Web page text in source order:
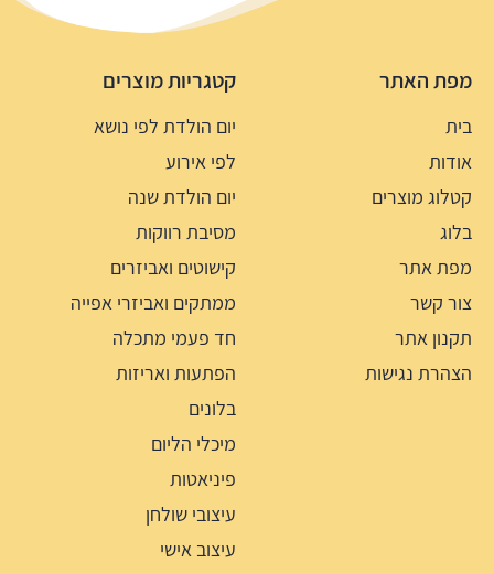
מפת האתר
בית
אודות
קטלוג מוצרים
בלוג
מפת אתר
צור קשר
תקנון אתר
הצהרת נגישות
קטגריות מוצרים
יום הולדת לפי נושא
לפי אירוע
יום הולדת שנה
מסיבת רווקות
קישוטים ואביזרים
ממתקים ואביזרי אפייה
חד פעמי מתכלה
הפתעות ואריזות
בלונים
מיכלי הליום
פיניאטות
עיצובי שולחן
עיצוב אישי